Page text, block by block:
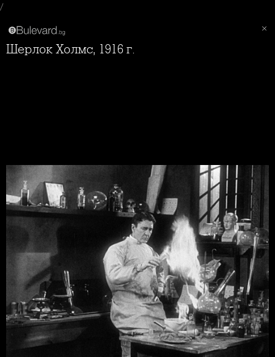
/
Шерлок Холмс, 1916 г.